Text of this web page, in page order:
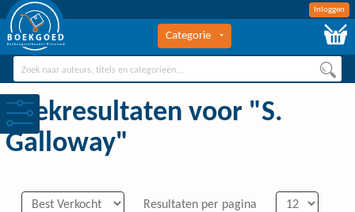
Inloggen
BOEKGOED
Boekengroothandel Hilversum
Categorie
Zoekresultaten voor "S.
Galloway"
Resultaten per pagina